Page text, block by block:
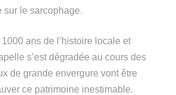
sur le sarcophage.
ans de l’histoire locale et
s’est dégradée au cours des
de grande envergure vont être
ce patrimoine inestimable.